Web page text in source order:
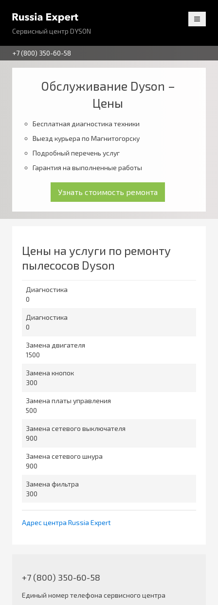
Сервисный центр DYSON
+7 (800) 350-60-58
Обслуживание Dyson –
Цены
Бесплатная диагностика техники
Выезд курьера по Магнитогорску
Подробный перечень услуг
Гарантия на выполненные работы
Цены на услуги по ремонту
пылесосов Dyson
Диагностика
0
Диагностика
0
Замена двигателя
1500
Замена кнопок
300
Замена платы управления
500
Замена сетевого выключателя
900
Замена сетевого шнура
900
Замена фильтра
300
Адрес центра Russia Expert
+7 (800) 350-60-58
Единый номер телефона сервисного центра